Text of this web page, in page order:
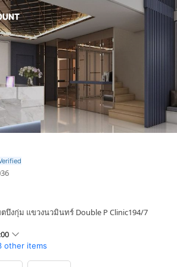
บึงกุ่ม แขวงนวมินทร์ Double P Clinic194/7
other items